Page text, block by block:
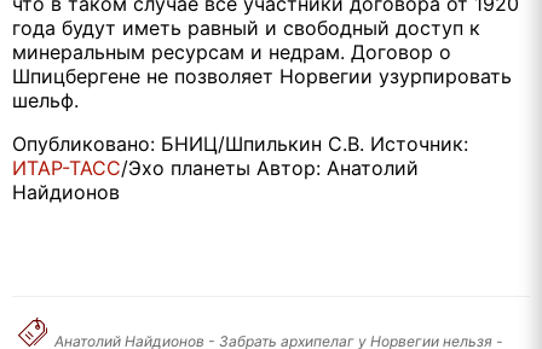
года будут иметь равный и свободный доступ к
минеральным ресурсам и недрам. Договор о
Шпицбергене не позволяет Норвегии узурпировать
шельф.
Опубликовано: БНИЦ/Шпилькин С.В. Источник:
ИТАР-ТАСС/Эхо планеты Автор: Анатолий
Найдионов
Анатолий Найдионов - Забрать архипелаг у Норвегии нельзя -